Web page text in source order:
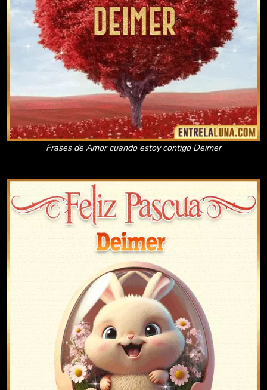
Frases de Amor cuando estoy contigo Deimer